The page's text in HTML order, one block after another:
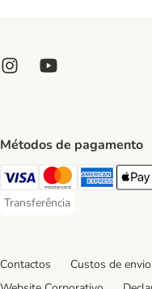
Métodos de pagamento
Visa Payment Method
Mastercard Payment
AmericanApple
Transferência
Transferência Payment Method
Contactos Custos de envio